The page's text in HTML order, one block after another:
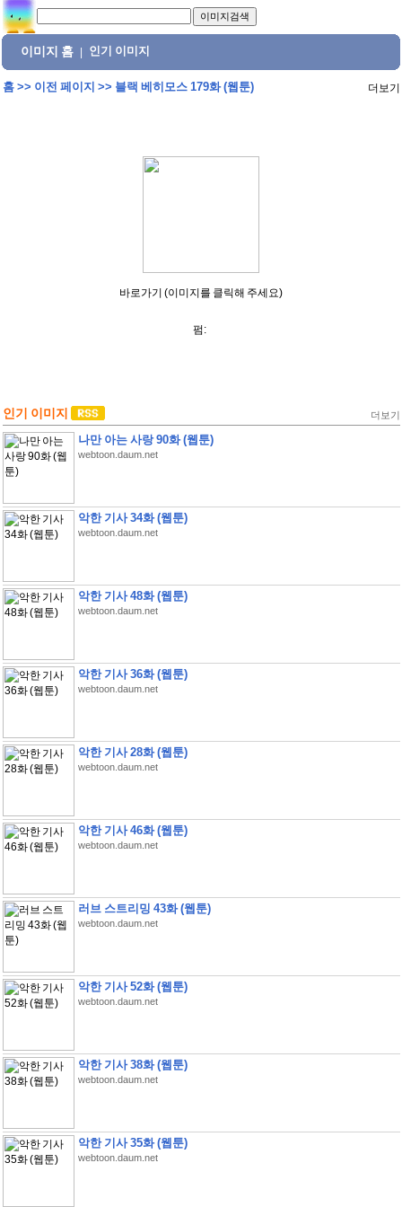
이미지 홈 인기 이미지
홈>> 이전 페이지 >> 블랙 베히모스 179화 (웹툰) 더보기
바로가기 (이미지를 클릭해 주세요)
펌:
인기 이미지 더보기
나만 아는 사랑 90화 (웹툰)
webtoon.daum.net
악한 기사 34화 (웹툰)
webtoon.daum.net
악한 기사 48화 (웹툰)
webtoon.daum.net
악한 기사 36화 (웹툰)
webtoon.daum.net
악한 기사 28화 (웹툰)
webtoon.daum.net
악한 기사 46화 (웹툰)
webtoon.daum.net
러브 스트리밍 43화 (웹툰)
webtoon.daum.net
악한 기사 52화 (웹툰)
webtoon.daum.net
악한 기사 38화 (웹툰)
webtoon.daum.net
악한 기사 35화 (웹툰)
webtoon.daum.net